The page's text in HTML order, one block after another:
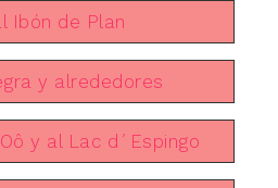
Ibón de Plan
y alrededores
y al Lac d´Espingo